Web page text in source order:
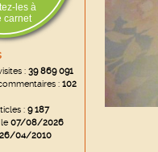
les à
carnet
: 39 869 091
: 102
: 9 187
le07/08/2026
26/04/2010